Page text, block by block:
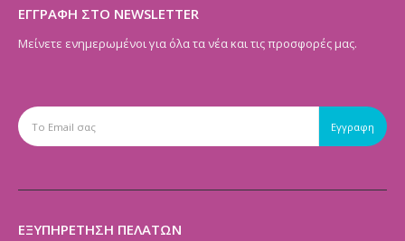
ΕΓΓΡΑΦΗ ΣΤΟ NEWSLETTER
Μείνετε ενημερωμένοι για όλα τα νέα και τις προσφορές μας.
ΕΞΥΠΗΡΕΤΗΣΗ ΠΕΛΑΤΩΝ